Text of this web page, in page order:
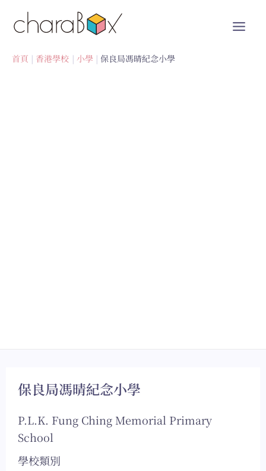
首頁 香港學校 小學 保良局馮晴紀念小學
保良局馮晴紀念小學
P.L.K. Fung Ching Memorial Primary
School
學校類別